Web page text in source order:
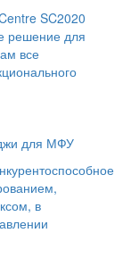
SC2020
решение для
все
для МФУ
в